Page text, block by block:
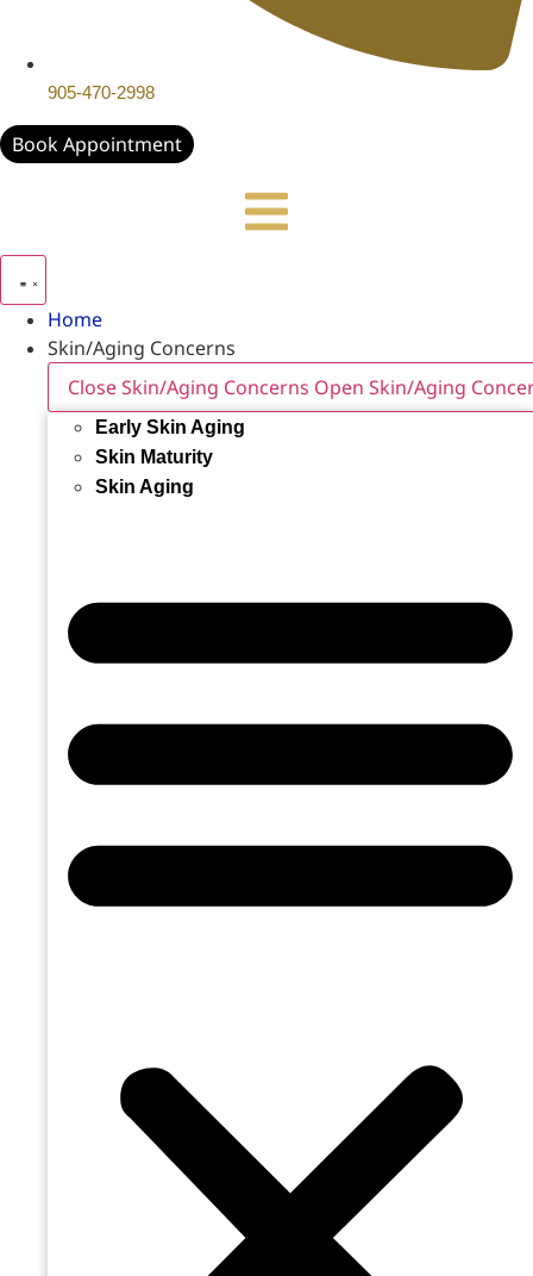
905-470-2998
Book Appointment
Home
Skin/Aging Concerns
Close Skin/Aging Concerns Open Skin/Aging
Early Skin Aging
Skin Maturity
Skin Aging